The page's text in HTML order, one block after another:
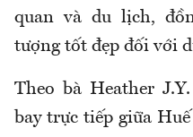
quan và du lịch,
tượng tốt đẹp đối với
Theo bà Heather
bay trực tiếp giữa